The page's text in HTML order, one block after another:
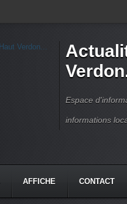
Espace
informations
AFFICHE CONTACT